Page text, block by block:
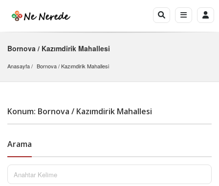
Bornova / Kazımdirik Mahallesi
Anasayfa Bornova / Kazımdirik Mahallesi
Konum: Bornova / Kazımdirik Mahallesi
Arama